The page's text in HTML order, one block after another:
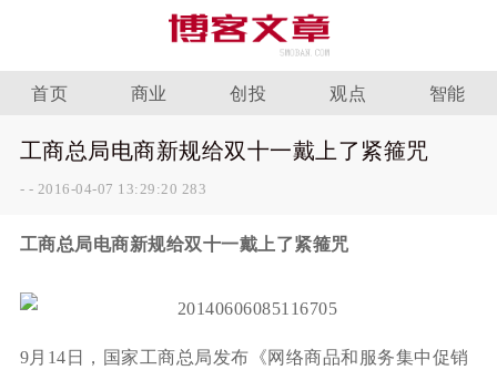
首页 商业 创投 观点 智能
工商总局电商新规给双十一戴上了紧箍咒
- - 2016-04-07 13:29:20 283
工商总局电商新规给双十一戴上了紧箍咒
9月14日，国家工商总局发布《网络商品和服务集中促销